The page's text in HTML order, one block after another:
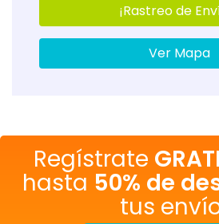
¡Rastreo de
Ver Mapa
Regístrate
hasta 50% de
tus